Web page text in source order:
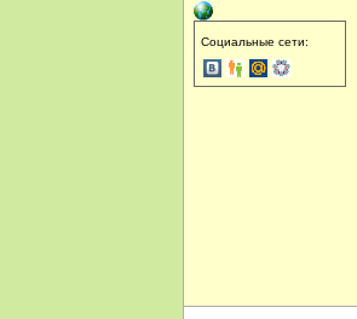
Социальные сети: